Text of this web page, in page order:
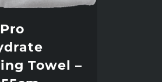
Towel –